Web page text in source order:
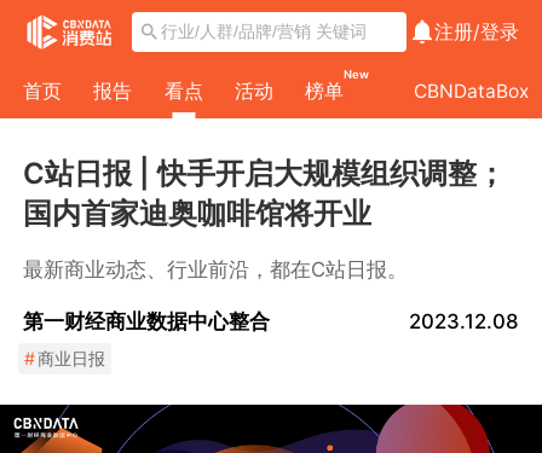
注册/登录
首页 报告 看点 活动 榜单
New
CBNDataBox
C站日报 | 快手开启大规模组织调整；
国内首家迪奥咖啡馆将开业
最新商业动态、行业前沿，都在C站日报。
第一财经商业数据中心整合 2023.12.08
#商业日报